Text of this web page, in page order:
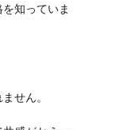
知っていま
せん。